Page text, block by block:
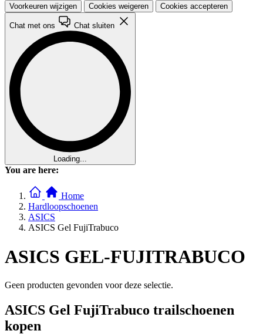
Voorkeuren wijzigen Cookies weigeren Cookies accepteren
Chat met ons Chat sluiten
Loading...
You are here:
Home
Hardloopschoenen
ASICS
ASICS Gel FujiTrabuco
ASICS GEL-FUJITRABUCO
Geen producten gevonden voor deze selectie.
ASICS Gel FujiTrabuco trailschoenen
kopen